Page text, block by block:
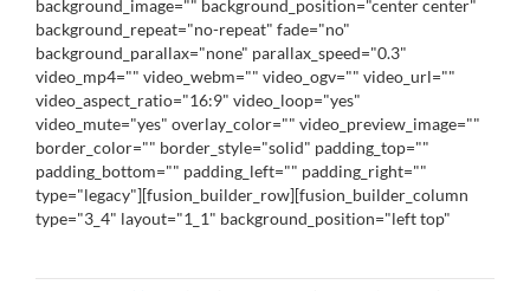
background_image="" background_position="center center"
background_repeat="no-repeat" fade="no"
background_parallax="none" parallax_speed="0.3"
video_mp4="" video_webm="" video_ogv="" video_url=""
video_aspect_ratio="16:9" video_loop="yes"
video_mute="yes" overlay_color="" video_preview_image=""
border_color="" border_style="solid" padding_top=""
padding_bottom="" padding_left="" padding_right=""
type="legacy"][fusion_builder_row][fusion_builder_column
type="3_4" layout="1_1" background_position="left top"